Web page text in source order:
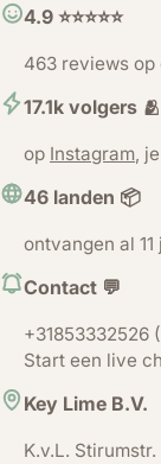
4.9 ⭐️⭐️⭐️⭐️⭐️
463 reviews op
17.1k volgers 🫂
op Instagram,
46 landen 📦
ontvangen al
Contact 💬
+31853332526
Start een live
Key Lime B.V.
K.v.L.